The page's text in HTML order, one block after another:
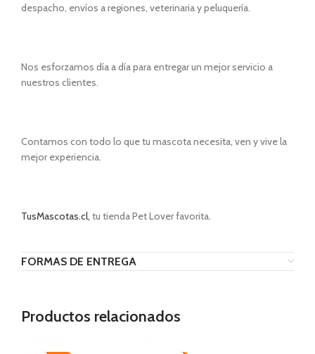
despacho, envíos a regiones, veterinaria y peluquería.
Nos esforzamos día a día para entregar un mejor servicio a
nuestros clientes.
Contamos con todo lo que tu mascota necesita, ven y vive la
mejor experiencia.
TusMascotas.cl, tu tienda Pet Lover favorita.
FORMAS DE ENTREGA
Productos relacionados